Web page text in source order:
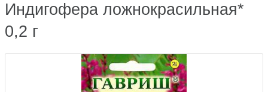
Индигофера ложнокрасильная*
0,2 г